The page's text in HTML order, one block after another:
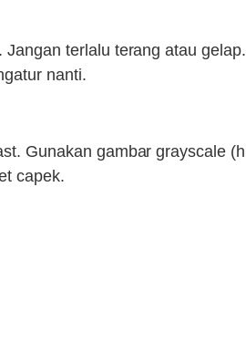
terlalu terang atau
nanti.
Gunakan gambar grayscale
capek.